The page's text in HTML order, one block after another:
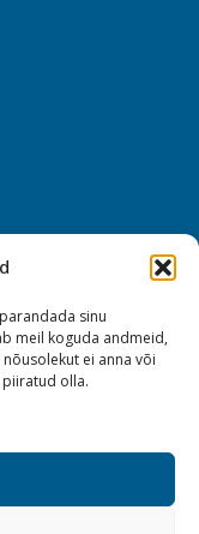
sinu
meil koguda andmeid,
ei anna või
olla.